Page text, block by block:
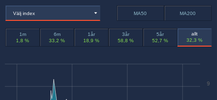
Välj index MA50 MA200
1m
1,8 %
6m
33,2 %
1år
18,9 %
3år
58,8 %
5år
52,7 %
allt
32,3 %
9